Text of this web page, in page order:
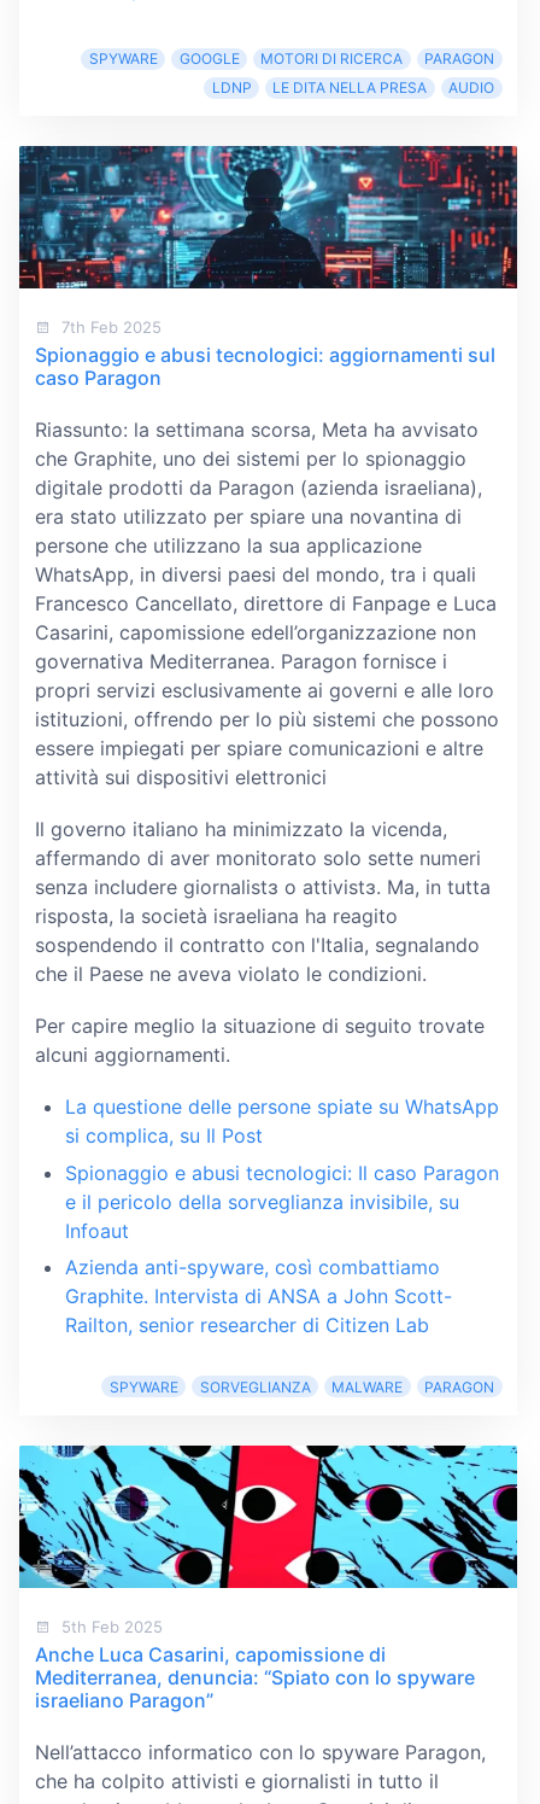
SPYWARE GOOGLE MOTORI DI RICERCA
PARAGON
LDNP
LE DITA NELLA PRESA AUDIO
7th Feb 2025
Spionaggio e abusi tecnologici: aggiornamenti sul
caso Paragon
Riassunto: la settimana scorsa, Meta ha avvisato
che Graphite, uno dei sistemi per lo spionaggio
digitale prodotti da Paragon (azienda israeliana),
era stato utilizzato per spiare una novantina di
persone che utilizzano la sua applicazione
WhatsApp, in diversi paesi del mondo, tra i quali
Francesco Cancellato, direttore di Fanpage e Luca
Casarini, capomissione edell’organizzazione non
governativa Mediterranea. Paragon fornisce i
propri servizi esclusivamente ai governi e alle loro
istituzioni, offrendo per lo più sistemi che possono
essere impiegati per spiare comunicazioni e altre
attività sui dispositivi elettronici
Il governo italiano ha minimizzato la vicenda,
affermando di aver monitorato solo sette numeri
senza includere giornalistɜ o attivistɜ. Ma, in tutta
risposta, la società israeliana ha reagito
sospendendo il contratto con l'Italia, segnalando
che il Paese ne aveva violato le condizioni.
Per capire meglio la situazione di seguito trovate
alcuni aggiornamenti.
La questione delle persone spiate su WhatsApp
si complica, su Il Post
Spionaggio e abusi tecnologici: Il caso Paragon
e il pericolo della sorveglianza invisibile, su
Infoaut
Azienda anti-spyware, così combattiamo
Graphite. Intervista di ANSA a John Scott-
Railton, senior researcher di Citizen Lab
SPYWARE SORVEGLIANZA MALWARE PARAGON
5th Feb 2025
Anche Luca Casarini, capomissione di
Mediterranea, denuncia: “Spiato con lo spyware
israeliano Paragon”
Nell’attacco informatico con lo spyware Paragon,
che ha colpito attivisti e giornalisti in tutto il